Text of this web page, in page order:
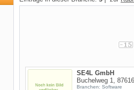
SE4L GmbH
Buchelweg 1,
Branchen: Software